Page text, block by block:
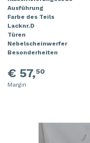
Ausführung
Farbe des Teils
Lacknr.D
Türen
Nebelscheinwerfer
Besonderheiten
€ 57,50
Margin